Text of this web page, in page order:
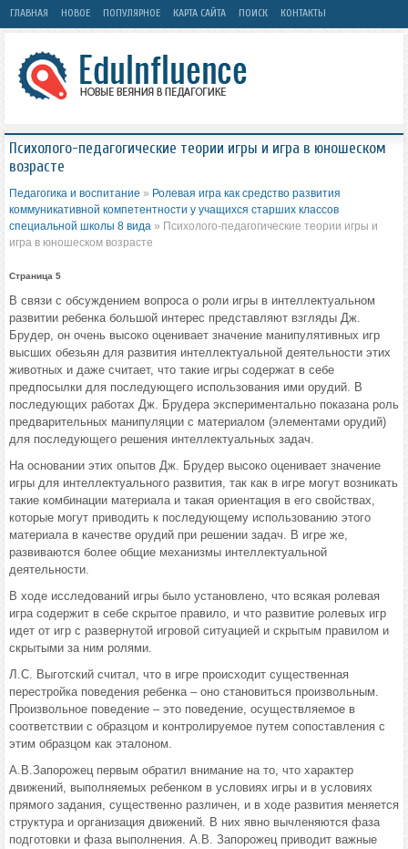
ГЛАВНАЯ НОВОЕ ПОПУЛЯРНОЕ КАРТА САЙТА ПОИСК КОНТАКТЫ
Психолого-педагогические теории игры и игра в юношеском
возрасте
Педагогика и воспитание » Ролевая игра как средство развития
коммуникативной компетентности у учащихся старших классов
специальной школы 8 вида » Психолого-педагогические теории игры и
игра в юношеском возрасте
Страница 5
В связи с обсуждением вопроса о роли игры в интеллектуальном
развитии ребенка большой интерес представляют взгляды Дж.
Брудер, он очень высоко оценивает значение манипулятивных игр
высших обезьян для развития интеллектуальной деятельности этих
животных и даже считает, что такие игры содержат в себе
предпосылки для последующего использования ими орудий. В
последующих работах Дж. Брудера экспериментально показана роль
предварительных манипуляции с материалом (элементами орудий)
для последующего решения интеллектуальных задач.
На основании этих опытов Дж. Брудер высоко оценивает значение
игры для интеллектуального развития, так как в игре могут возникать
такие комбинации материала и такая ориентация в его свойствах,
которые могут приводить к последующему использованию этого
материала в качестве орудий при решении задач. В игре же,
развиваются более общие механизмы интеллектуальной
деятельности.
В ходе исследований игры было установлено, что всякая ролевая
игра содержит в себе скрытое правило, и что развитие ролевых игр
идет от игр с развернутой игровой ситуацией и скрытым правилом и
скрытыми за ним ролями.
Л.С. Выготский считал, что в игре происходит существенная
перестройка поведения ребенка – оно становиться произвольным.
Произвольное поведение – это поведение, осуществляемое в
соответствии с образцом и контролируемое путем сопоставления с
этим образцом как эталоном.
А.В.Запорожец первым обратил внимание на то, что характер
движений, выполняемых ребенком в условиях игры и в условиях
прямого задания, существенно различен, и в ходе развития меняется
структура и организация движений. В них явно вычленяются фаза
подготовки и фаза выполнения. А.В. Запорожец приводит важные